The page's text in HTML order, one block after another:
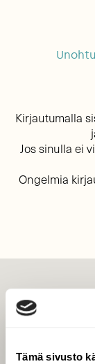
Tämä sivusto
Kirjautumalla
Jos sinulla ei
Ongelmia